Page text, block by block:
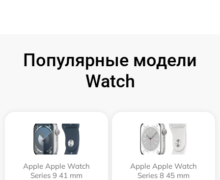
Популярные модели
Watch
Apple Apple Watch
Series 9 41 mm
Apple Apple Watch
Series 8 45 mm